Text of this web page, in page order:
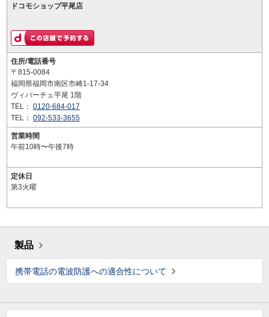
ドコモショップ平尾店
住所/電話番号
〒815-0084
福岡県福岡市南区市崎1-17-34
ヴィバーチェ平尾 1階
TEL： 0120-684-017
TEL： 092-533-3655
営業時間
午前10時〜午後7時
定休日
第3火曜
製品
携帯電話の電波防護への適合性について